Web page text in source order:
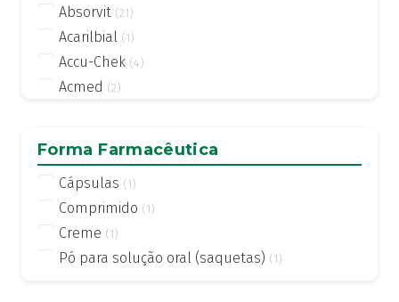
Absorvit (21)
Acarilbial (1)
Accu-Chek (4)
Acmed (2)
Activsil (2)
Actreen (1)
Actronadol (1)
Acutil (3)
ADA care (1)
Forma Farmacêutica
Cápsulas (1)
Comprimido (1)
Creme (1)
Pó para solução oral (saquetas) (1)